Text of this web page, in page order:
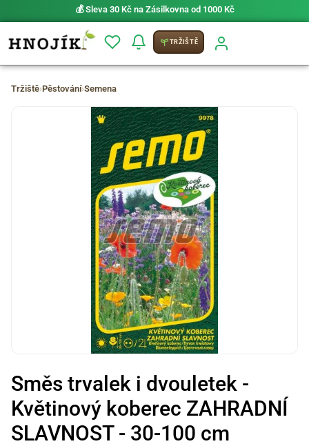
💰 Sleva 30 Kč na Zásilkovna od 1000 Kč
TRŽIŠTĚ
Tržiště›Pěstování›Semena
Směs trvalek i dvouletek -
Květinový koberec ZAHRADNÍ
SLAVNOST - 30-100 cm